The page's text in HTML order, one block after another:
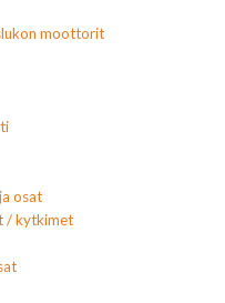
moottorit
osat
/ kytkimet